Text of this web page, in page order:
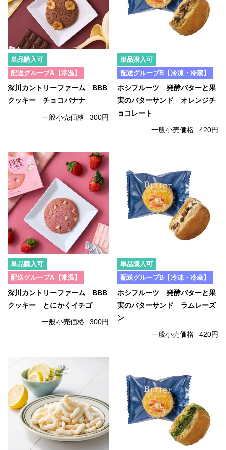
単品購入可
配送グループA【常温】
深川カントリーファーム BBB
クッキー チョコバナナ
一般小売価格 300円
単品購入可
配送グループB【冷凍・冷蔵】
ホシフルーツ 発酵バターと果
実のバターサンド オレンジチ
ョコレート
一般小売価格 420円
単品購入可
配送グループA【常温】
深川カントリーファーム BBB
クッキー とにかくイチゴ
一般小売価格 300円
単品購入可
配送グループB【冷凍・冷蔵】
ホシフルーツ 発酵バターと果
実のバターサンド ラムレーズ
ン
一般小売価格 420円